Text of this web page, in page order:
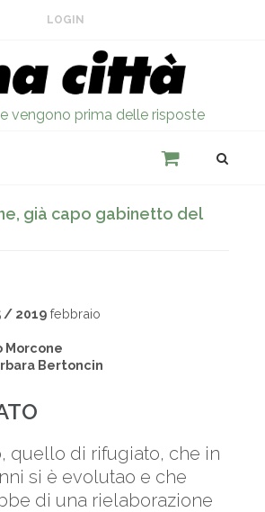
LOGIN
vengono prima delle risposte
già capo gabinetto del
/ 2019 febbraio
Morcone
Bertoncin
quello di rifugiato, che in
si è evolutao e che
di una rielaborazione